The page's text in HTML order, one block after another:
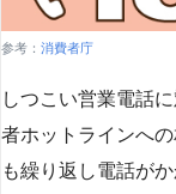
参考： 消費者庁
しつこい営業電話
者ホットラインへ
も繰り返し電話が